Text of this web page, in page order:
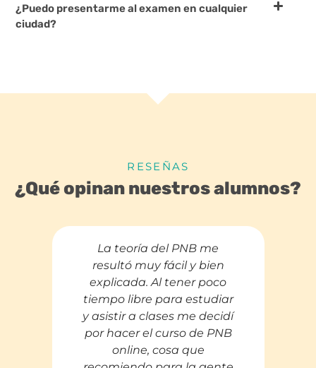
¿Puedo presentarme al examen en cualquier
ciudad?
RESEÑAS
¿Qué opinan nuestros alumnos?
La teoría del PNB me
resultó muy fácil y bien
explicada. Al tener poco
tiempo libre para estudiar
y asistir a clases me decidí
por hacer el curso de PNB
online, cosa que